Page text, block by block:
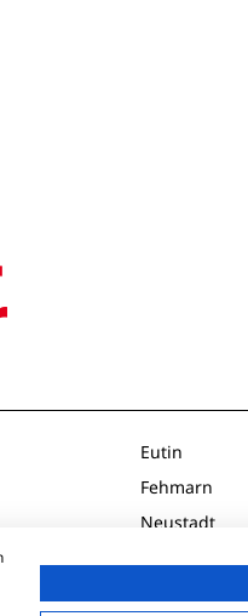
Eutin
Fehmarn
Neustadt